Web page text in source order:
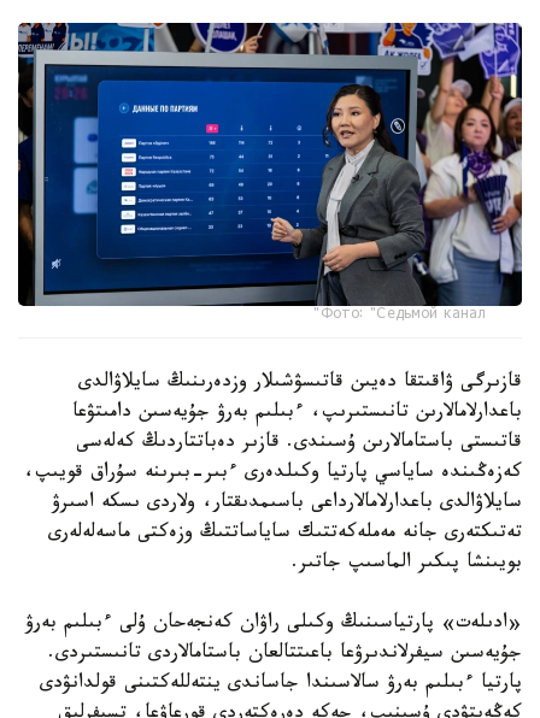
Фото: "Седьмой канал"
قازىرگى ۋاقىتقا دەيىن قاتىسۋشىلار وزدەرىنىڭ سايلاۋالدى
باعدارلامالارىن تانىستىرىپ، ءبىلىم بەرۋ جۇيەسىن دامىتۋعا
قاتىستى باستامالارىن ۇسىندى. قازىر دەباتتاردىڭ كەلەسى
كەزەڭىندە ساياسي پارتيا وكىلدەرى ءبىر-بىرىنە سۇراق قويىپ،
سايلاۋالدى باعدارلامالارداعى باسىمدىقتار، ولاردى ىسكە اسىرۋ
تەتىكتەرى جانە مەملەكەتتىك ساياساتتىڭ وزەكتى ماسەلەلەرى
بويىنشا پىكىر الماسىپ جاتىر.
«ادىلەت» پارتياسىنىڭ وكىلى راۋان كەنجەحان ۇلى ءبىلىم بەرۋ
جۇيەسىن سيفرلاندىرۋعا باعىتتالعان باستامالاردى تانىستىردى.
پارتيا ءبىلىم بەرۋ سالاسىندا جاساندى ينتەللەكتىنى قولدانۋدى